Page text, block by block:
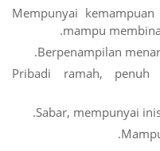
Mempunyai
mampu
Berpenampilan
Pribadi ramah, penuh
Sabar, mempunyai